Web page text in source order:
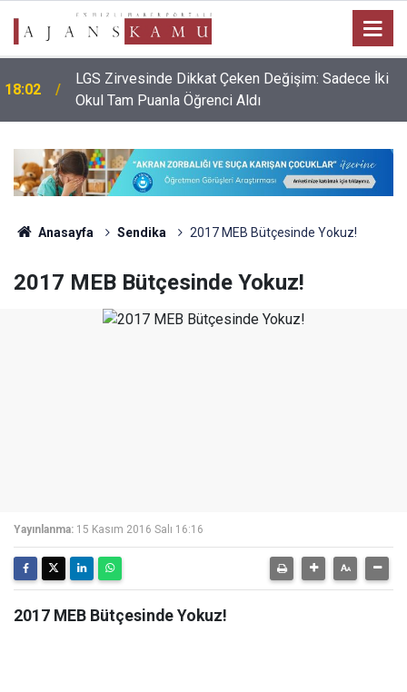
18:02
LGS Zirvesinde Dikkat Çeken Değişim: Sadece İki
Okul Tam Puanla Öğrenci Aldı
Anasayfa Sendika 2017 MEB Bütçesinde Yokuz!
2017 MEB Bütçesinde Yokuz!
Yayınlanma: 15 Kasım 2016 Salı 16:16
2017 MEB Bütçesinde Yokuz!